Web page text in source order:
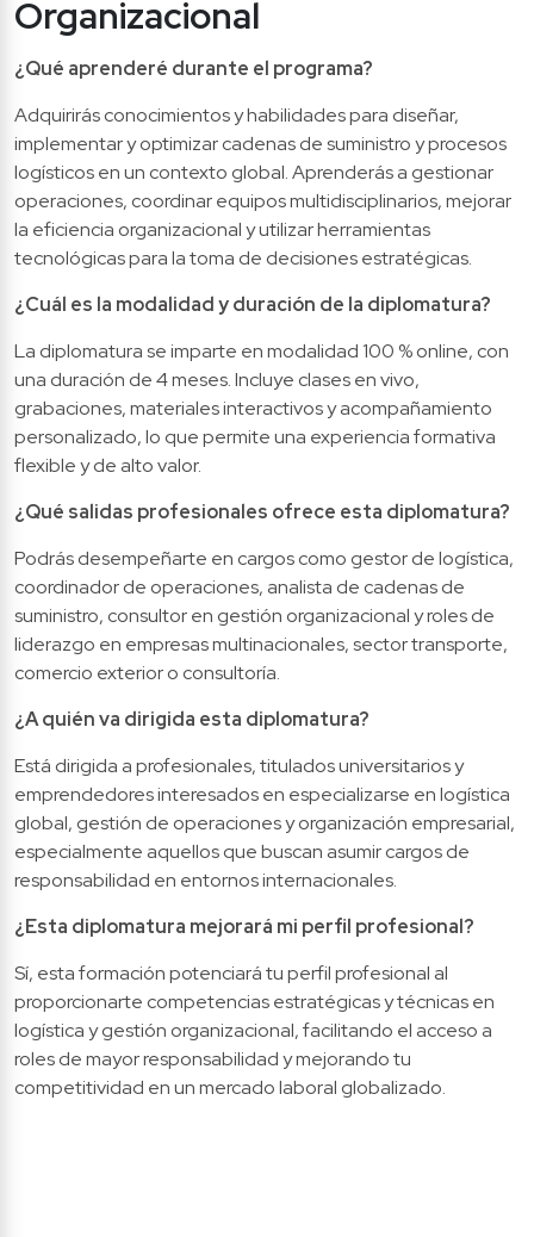
Organizacional
¿Qué aprenderé durante el programa?
Adquirirás conocimientos y habilidades para diseñar,
implementar y optimizar cadenas de suministro y procesos
logísticos en un contexto global. Aprenderás a gestionar
operaciones, coordinar equipos multidisciplinarios, mejorar
la eficiencia organizacional y utilizar herramientas
tecnológicas para la toma de decisiones estratégicas.
¿Cuál es la modalidad y duración de la diplomatura?
La diplomatura se imparte en modalidad 100 % online, con
una duración de 4 meses. Incluye clases en vivo,
grabaciones, materiales interactivos y acompañamiento
personalizado, lo que permite una experiencia formativa
flexible y de alto valor.
¿Qué salidas profesionales ofrece esta diplomatura?
Podrás desempeñarte en cargos como gestor de logística,
coordinador de operaciones, analista de cadenas de
suministro, consultor en gestión organizacional y roles de
liderazgo en empresas multinacionales, sector transporte,
comercio exterior o consultoría.
¿A quién va dirigida esta diplomatura?
Está dirigida a profesionales, titulados universitarios y
emprendedores interesados en especializarse en logística
global, gestión de operaciones y organización empresarial,
especialmente aquellos que buscan asumir cargos de
responsabilidad en entornos internacionales.
¿Esta diplomatura mejorará mi perfil profesional?
Sí, esta formación potenciará tu perfil profesional al
proporcionarte competencias estratégicas y técnicas en
logística y gestión organizacional, facilitando el acceso a
roles de mayor responsabilidad y mejorando tu
competitividad en un mercado laboral globalizado.